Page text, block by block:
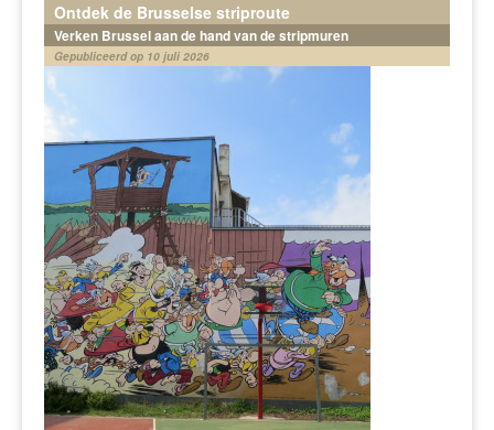
Ontdek de Brusselse striproute
Verken Brussel aan de hand van de stripmuren
Gepubliceerd op 10 juli 2026